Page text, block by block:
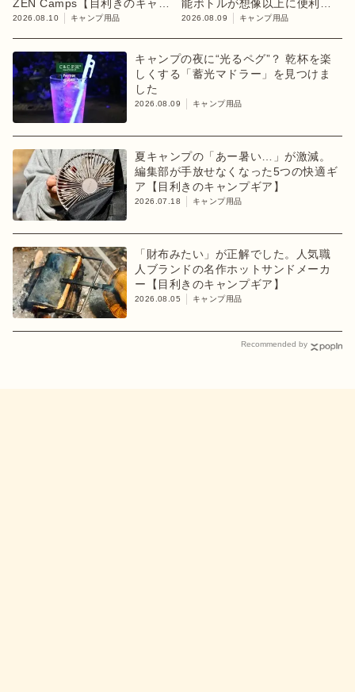
ZEN Camps【目利きのキャン
プギア】
2026.08.10 キャンプ用品
能ボトルが想像以上に便利！
【目利きのキャンプギア】
2026.08.09 キャンプ用品
キャンプの夜に“光るペグ”？ 乾杯を楽
しくする「蓄光マドラー」を見つけま
した
2026.08.09 キャンプ用品
夏キャンプの「あー暑い…」が激減。
編集部が手放せなくなった5つの快適ギ
ア【目利きのキャンプギア】
2026.07.18 キャンプ用品
「財布みたい」が正解でした。人気職
人ブランドの名作ホットサンドメーカ
ー【目利きのキャンプギア】
2026.08.05 キャンプ用品
Recommended by